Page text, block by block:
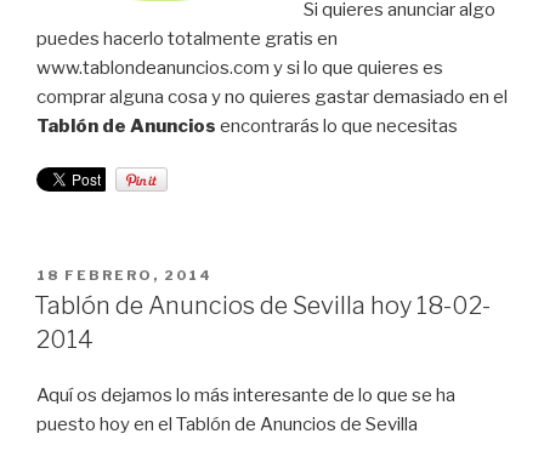
Si quieres anunciar algo
puedes hacerlo totalmente gratis en
www.tablondeanuncios.com y si lo que quieres es
comprar alguna cosa y no quieres gastar demasiado en el
Tablón de Anuncios encontrarás lo que necesitas
PUBLICADO
EL
18 FEBRERO, 2014
Tablón de Anuncios de Sevilla hoy 18-02-
2014
Aquí os dejamos lo más interesante de lo que se ha
puesto hoy en el Tablón de Anuncios de Sevilla